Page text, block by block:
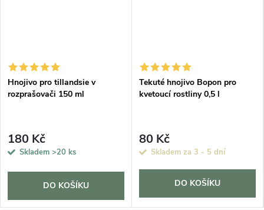
Hnojivo pro tillandsie v
rozprašovači 150 ml
180 Kč
Skladem >20 ks
DO KOŠÍKU
Tekuté hnojivo Bopon pro
kvetoucí rostliny 0,5 l
80 Kč
Skladem za 3 - 5 dní
DO KOŠÍKU